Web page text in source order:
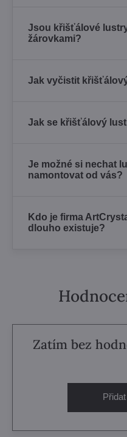
Jsou křišťálové
žárovkami?
Jak vyčistit
Jak se křišťálový
Je možné si nechat
namontovat od vás?
Kdo je firma
dlouho existuje?
Zatím bez